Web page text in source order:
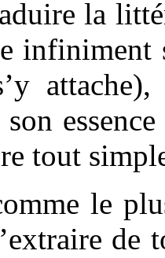
la
infiniment
tout
le